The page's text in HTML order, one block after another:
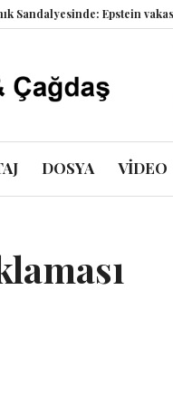
Epstein vakası
DOSYA VİDEO